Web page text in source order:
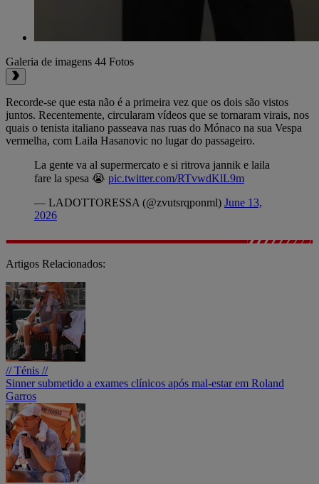
Galeria de imagens 44 Fotos
Recorde-se que esta não é a primeira vez que os dois são vistos
juntos. Recentemente, circularam vídeos que se tornaram virais, nos
quais o tenista italiano passeava nas ruas do Mónaco na sua Vespa
vermelha, com Laila Hasanovic no lugar do passageiro.
La gente va al supermercato e si ritrova jannik e laila
fare la spesa 😭 pic.twitter.com/RTvwdKlL9m
— LADOTTORESSA (@zvutsrqponml) June 13,
2026
Artigos Relacionados:
// Ténis //
Sinner submetido a exames clínicos após mal-estar em Roland
Garros